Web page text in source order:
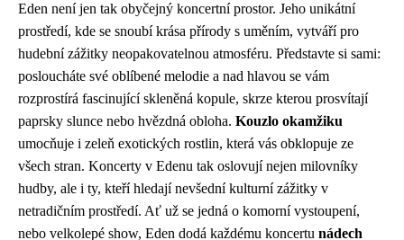
Eden není jen tak obyčejný koncertní prostor. Jeho unikátní
prostředí, kde se snoubí krása přírody s uměním, vytváří pro
hudební zážitky neopakovatelnou atmosféru. Představte si sami:
posloucháte své oblíbené melodie a nad hlavou se vám
rozprostírá fascinující skleněná kopule, skrze kterou prosvítají
paprsky slunce nebo hvězdná obloha. Kouzlo okamžiku
umocňuje i zeleň exotických rostlin, která vás obklopuje ze
všech stran. Koncerty v Edenu tak oslovují nejen milovníky
hudby, ale i ty, kteří hledají nevšední kulturní zážitky v
netradičním prostředí. Ať už se jedná o komorní vystoupení,
nebo velkolepé show, Eden dodá každému koncertu nádech